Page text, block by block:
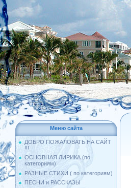
Меню сайта
ДОБРО ПОЖАЛОВАТЬ НА САЙТ
!!!
ОСНОВНАЯ ЛИРИКА (по
категориям)
РАЗНЫЕ СТИХИ ( по категориям)
ПЕСНИ и РАССКАЗЫ